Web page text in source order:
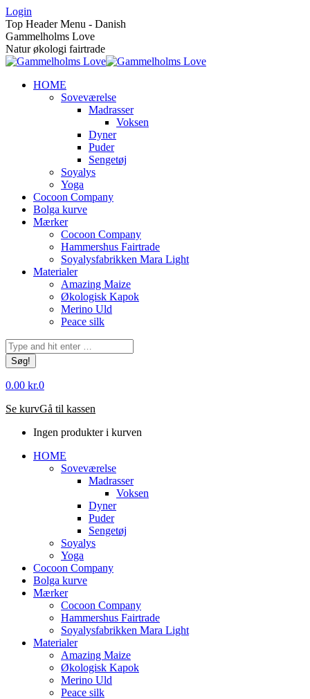
Skip
to
content
Login
Top Header Menu - Danish
Gammelholms Love
Natur økologi fairtrade
HOME
Soveværelse
Madrasser
Voksen
Dyner
Puder
Sengetøj
Soyalys
Yoga
Cocoon Company
Bolga kurve
Mærker
Cocoon Company
Hammershus Fairtrade
Soyalysfabrikken Mara Light
Materialer
Amazing Maize
Økologisk Kapok
Merino Uld
Peace silk
Søg:
0.00 kr.0
Se kurvGå til kassen
Ingen produkter i kurven
HOME
Soveværelse
Madrasser
Voksen
Dyner
Puder
Sengetøj
Soyalys
Yoga
Cocoon Company
Bolga kurve
Mærker
Cocoon Company
Hammershus Fairtrade
Soyalysfabrikken Mara Light
Materialer
Amazing Maize
Økologisk Kapok
Merino Uld
Peace silk